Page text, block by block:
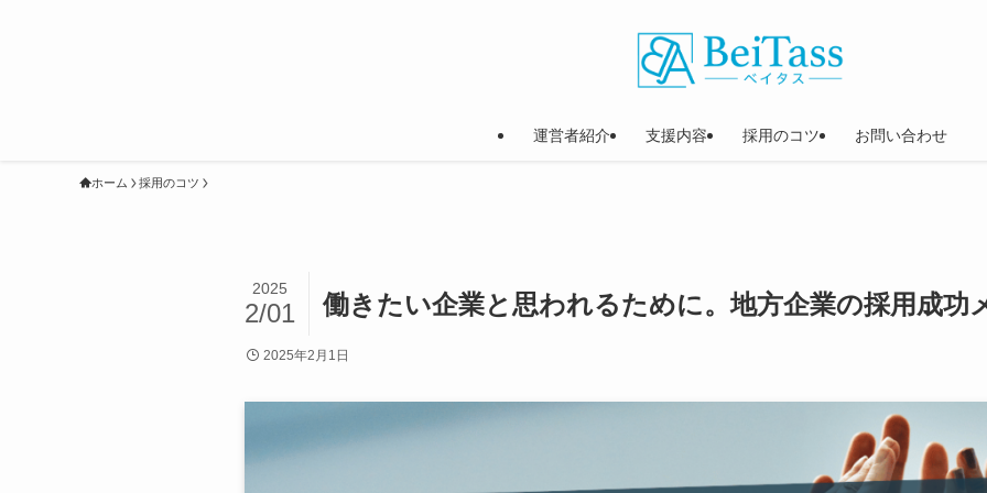
運営者紹介 支援内容 採用のコツ お問い合わせ
ホーム 採用のコツ
働きたい企業と思われるために。地方企業の採用成功
2025
2/01
2025年2月1日